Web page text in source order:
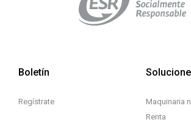
Boletín
Regístrate
Maquinaria
Renta